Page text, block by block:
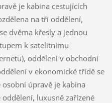
je kabina cestujících
na tři oddělení,
dvěma křesly a jednou
k satelitnímu
oddělení v obchodní
v ekonomické třídě se
úpravě je kabina
luxusně zařízené